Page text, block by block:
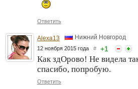
Ответить
Alexa13 Нижний Новгород
12 ноября 2015 года # +1
Как здОрово! Не видела
спасибо, попробую.
Ответить